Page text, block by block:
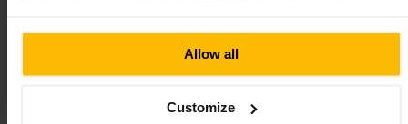
Allow all
Customize
ご来館の計画
分証を持参すると安心です。周辺は歩きやすいエリアなので、バ
ーの前後に旧市街の散策を組み合わせると効率よく回れます。